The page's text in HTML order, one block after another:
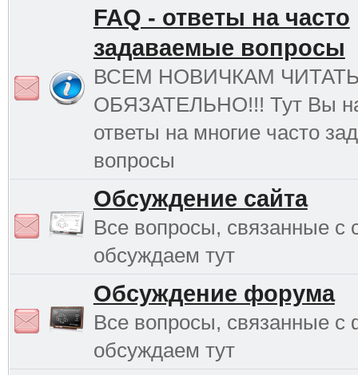
FAQ - ответы на часто
задаваемые вопросы
ВСЕМ НОВИЧКАМ
ОБЯЗАТЕЛЬНО!!! Тут Вы
ответы на многие часто
вопросы
Обсуждение сайта
Все вопросы, связанные с
обсуждаем тут
Обсуждение форума
Все вопросы, связанные
обсуждаем тут